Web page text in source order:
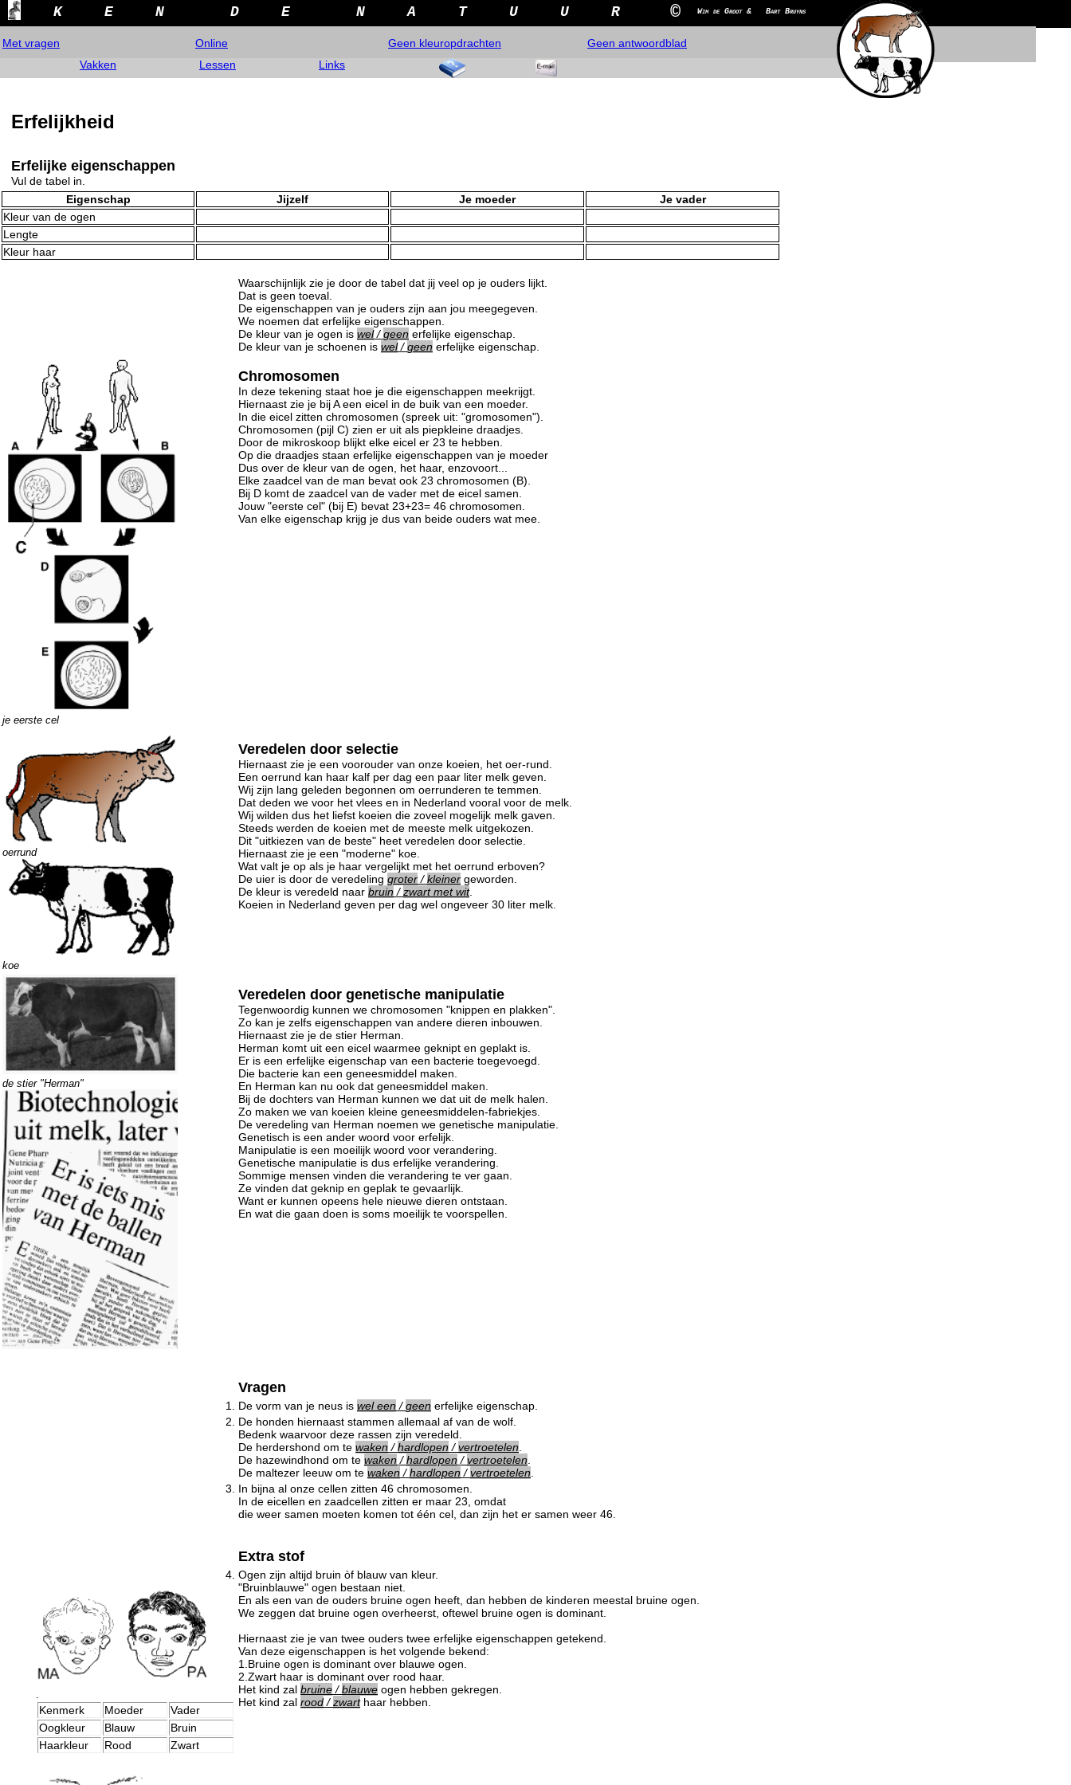
K E N D E N A T U U R © Wim de Groot & Bart Bruyns
Met vragen Online Geen kleuropdrachten
Geen antwoordblad
Vakken
Lessen Links
Erfelijkheid
Erfelijke eigenschappen
Vul de tabel in.
Eigenschap
Jijzelf Je moeder
Je vader
Kleur van de ogen
Lengte
Kleur haar
Waarschijnlijk zie je door de tabel dat jij veel op je ouders lijkt.
Dat is geen toeval.
De eigenschappen van je ouders zijn aan jou meegegeven.
We noemen dat erfelijke eigenschappen.
De kleur van je ogen is wel/geen erfelijke eigenschap.
De kleur van je schoenen is wel/geen erfelijke eigenschap.
je eerste cel
Chromosomen
In deze tekening staat hoe je die eigenschappen meekrijgt.
Hiernaast zie je bij A een eicel in de buik van een moeder.
In die eicel zitten chromosomen (spreek uit: "gromosomen").
Chromosomen (pijl C) zien er uit als piepkleine draadjes.
Door de mikroskoop blijkt elke eicel er 23 te hebben.
Op die draadjes staan erfelijke eigenschappen van je moeder
Dus over de kleur van de ogen, het haar, enzovoort...
Elke zaadcel van de man bevat ook 23 chromosomen (B).
Bij D komt de zaadcel van de vader met de eicel samen.
Jouw "eerste cel" (bij E) bevat 23+23= 46 chromosomen.
Van elke eigenschap krijg je dus van beide ouders wat mee.
oerrund
koe
Veredelen door selectie
Hiernaast zie je een voorouder van onze koeien, het oer-rund.
Een oerrund kan haar kalf per dag een paar liter melk geven.
Wij zijn lang geleden begonnen om oerrunderen te temmen.
Dat deden we voor het vlees en in Nederland vooral voor de melk.
Wij wilden dus het liefst koeien die zoveel mogelijk melk gaven.
Steeds werden de koeien met de meeste melk uitgekozen.
Dit "uitkiezen van de beste" heet veredelen door selectie.
Hiernaast zie je een "moderne" koe.
Wat valt je op als je haar vergelijkt met het oerrund erboven?
De uier is door de veredeling groter/kleiner geworden.
De kleur is veredeld naar bruin /zwart met wit.
Koeien in Nederland geven per dag wel ongeveer 30 liter melk.
de stier "Herman"
Veredelen door genetische manipulatie
Tegenwoordig kunnen we chromosomen "knippen en plakken".
Zo kan je zelfs eigenschappen van andere dieren inbouwen.
Hiernaast zie je de stier Herman.
Herman komt uit een eicel waarmee geknipt en geplakt is.
Er is een erfelijke eigenschap van een bacterie toegevoegd.
Die bacterie kan een geneesmiddel maken.
En Herman kan nu ook dat geneesmiddel maken.
Bij de dochters van Herman kunnen we dat uit de melk halen.
Zo maken we van koeien kleine geneesmiddelen-fabriekjes.
De veredeling van Herman noemen we genetische manipulatie.
Genetisch is een ander woord voor erfelijk.
Manipulatie is een moeilijk woord voor verandering.
Genetische manipulatie is dus erfelijke verandering.
Sommige mensen vinden die verandering te ver gaan.
Ze vinden dat geknip en geplak te gevaarlijk.
Want er kunnen opeens hele nieuwe dieren ontstaan.
En wat die gaan doen is soms moeilijk te voorspellen.
Vragen
1. De vorm van je neus is wel een /geen erfelijke eigenschap.
2.
De honden hiernaast stammen allemaal af van de wolf.
Bedenk waarvoor deze rassen zijn veredeld.
De herdershond om te waken /hardlopen /vertroetelen
De hazewindhond om te waken /hardlopen /vertroetelen
De maltezer leeuw om te waken /hardlopen /vertroetelen
3.
In bijna al onze cellen zitten 46 chromosomen.
In de eicellen en zaadcellen zitten er maar 23, omdat
die weer samen moeten komen tot één cel, dan zijn het er samen weer 46.
Extra stof
4.
.
Kenmerk
Moeder
Vader
Oogkleur
Blauw
Bruin
Haarkleur
Rood Zwart
Ogen zijn altijd bruin òf blauw van kleur.
"Bruinblauwe" ogen bestaan niet.
En als een van de ouders bruine ogen heeft, dan hebben de kinderen meestal bruine ogen.
We zeggen dat bruine ogen overheerst, oftewel bruine ogen is dominant.
Hiernaast zie je van twee ouders twee erfelijke eigenschappen getekend.
Van deze eigenschappen is het volgende bekend:
1.Bruine ogen is dominant over blauwe ogen.
2.Zwart haar is dominant over rood haar.
Het kind zal bruine/blauwe ogen hebben gekregen.
Het kind zal rood/zwarthaar hebben.